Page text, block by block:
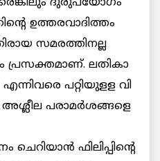
ദുരുപയോഗം
ഉത്തരവാദിത്തം
സമരത്തിനല്ല
പ്രസക്തമാണ്. ലതികാ
പറ്റിയുളള വി
പരാമര്‍ശങ്ങളെ
ഫിലിപ്പിന്റെ